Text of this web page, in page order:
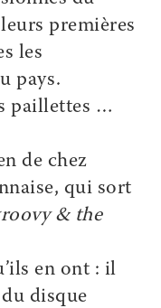
premières
les
pays.
paillettes …
de chez
qui sort
& the
en ont : il
du disque